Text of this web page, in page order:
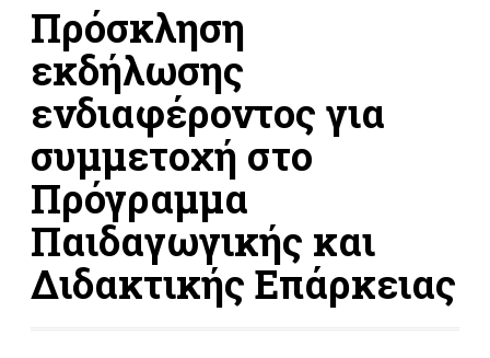
Πρόσκληση
εκδήλωσης
ενδιαφέροντος για
συμμετοχή στο
Πρόγραμμα
Παιδαγωγικής και
Διδακτικής Επάρκειας